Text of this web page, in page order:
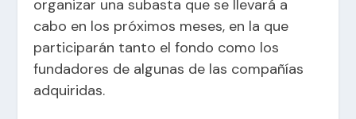
organizar una subasta que se llevará a
cabo en los próximos meses, en la que
participarán tanto el fondo como los
fundadores de algunas de las compañías
adquiridas.